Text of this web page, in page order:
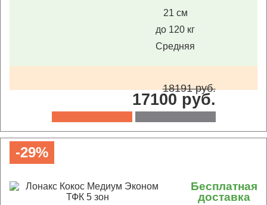
21 см
до 120 кг
Средняя
18191 руб.
17100 руб.
-29%
Бесплатная
доставка